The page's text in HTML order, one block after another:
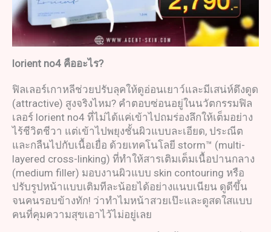
lorient no4 คืออะไร?
ฟิลเลอร์เกาหลีช่วยปรับลุคให้ดูอ่อนเยาว์และมีเสน่ห์ดึงดูด
(attractive) สูงจริงไหม? คำตอบซ่อนอยู่ในนวัตกรรมฟิล
เลอร์ lorient no4 ที่ไม่ได้แค่เข้าไปถมร่องลึกให้เต็มอย่าง
ไร้ชีวิตชีวา แต่เข้าไปพยุงชั้นผิวแบบละเอียด, ประณีต
และกลืนไปกับเนื้อเยื่อ ด้วยเทคโนโลยี storm™ (multi-
layered cross-linking) ที่ทำให้สารเติมเต็มเนื้อปานกลาง
(medium filler) มอบงานผิวแบบ skin contouring หรือ
ปรับรูปหน้าแบบเติมทีละน้อยได้อย่างแนบเนียน ดูดีขึ้น
จนคนรอบข้างทัก! ว่าทำไมหน้าสวยเป๊ะและดูสดใสแบบ
คนที่คุมความสุขเอาไว้ไม่อยู่เลย